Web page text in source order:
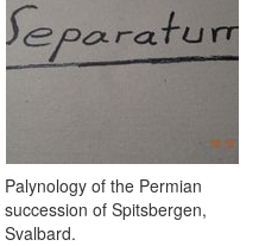
Palynology of the Permian
succession of Spitsbergen,
Svalbard.